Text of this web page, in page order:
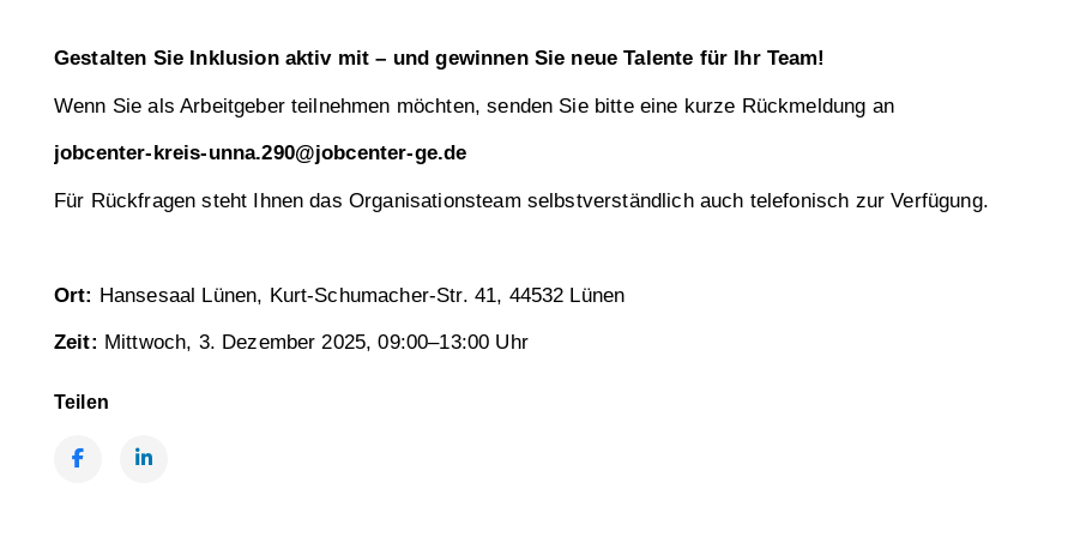
Gestalten Sie Inklusion aktiv mit – und gewinnen Sie neue Talente für Ihr Team!
Wenn Sie als Arbeitgeber teilnehmen möchten, senden Sie bitte eine kurze Rückmeldung an
jobcenter-kreis-unna.290@jobcenter-ge.de
Für Rückfragen steht Ihnen das Organisationsteam selbstverständlich auch telefonisch zur Verfügung.
Ort: Hansesaal Lünen, Kurt-Schumacher-Str. 41, 44532 Lünen
Zeit: Mittwoch, 3. Dezember 2025, 09:00–13:00 Uhr
Teilen